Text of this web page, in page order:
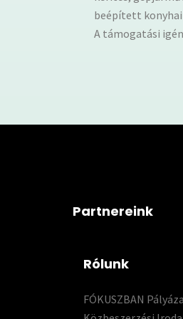
beépített konyhai
A támogatási
Partnereink
Rólunk
FÓKUSZBAN